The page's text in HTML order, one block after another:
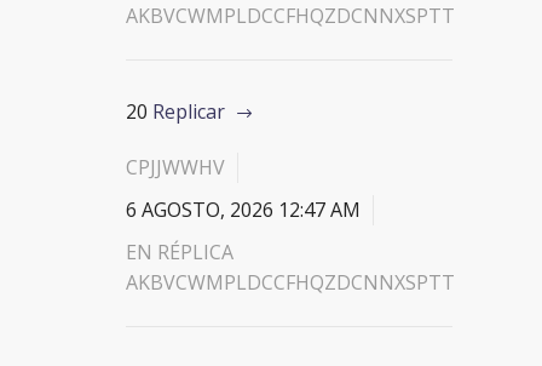
AKBVCWMPLDCCFHQZDCNNXSPTT
20 Replicar
CPJJWWHV
6 AGOSTO, 2026 12:47 AM
EN RÉPLICA
AKBVCWMPLDCCFHQZDCNNXSPTT